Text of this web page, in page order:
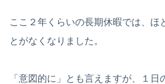
ここ２年くらいの長期休暇では、ほ
とがなくなりました。
「意図的に」とも言えますが、１